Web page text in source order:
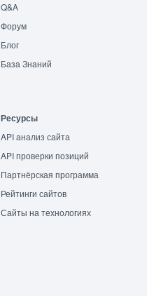
Q&A
Форум
Блог
База Знаний
Ресурсы
API анализ сайта
API проверки позиций
Партнёрская программа
Рейтинги сайтов
Сайты на технологиях